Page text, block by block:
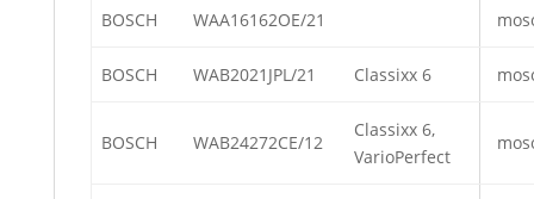
BOSCH WAA16162OE/21
BOSCH WAB2021JPL/21 Classixx 6
BOSCH WAB24272CE/12
Classixx 6,
VarioPerfect